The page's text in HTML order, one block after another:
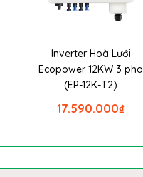
Inverter Hoà Lưới
Ecopower 12KW 3 pha
(EP-12K-T2)
₫
17.590.000